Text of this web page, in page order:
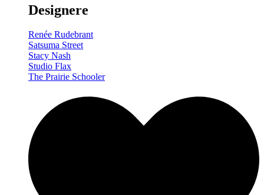
Designere
Renée Rudebrant
Satsuma Street
Stacy Nash
Studio Flax
The Prairie Schooler